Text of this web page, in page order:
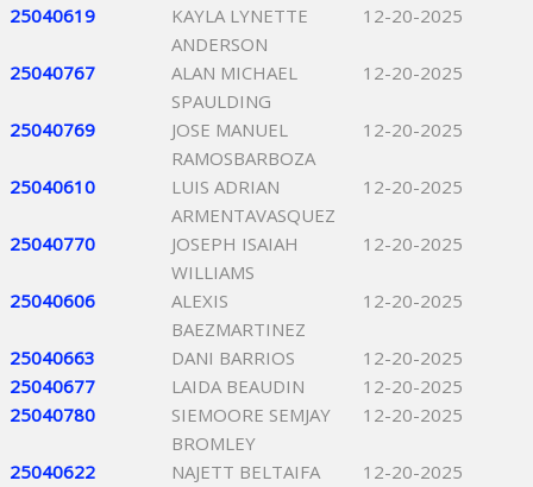
25040619
KAYLA LYNETTE
ANDERSON
12-20-2025
25040767
ALAN MICHAEL
SPAULDING
12-20-2025
25040769
JOSE MANUEL
RAMOSBARBOZA
12-20-2025
25040610
LUIS ADRIAN
ARMENTAVASQUEZ
12-20-2025
25040770
JOSEPH ISAIAH
WILLIAMS
12-20-2025
25040606
ALEXIS
BAEZMARTINEZ
12-20-2025
25040663 DANI BARRIOS
12-20-2025
25040677
LAIDA BEAUDIN
12-20-2025
25040780
SIEMOORE SEMJAY
BROMLEY
12-20-2025
25040622 NAJETT BELTAIFA
12-20-2025